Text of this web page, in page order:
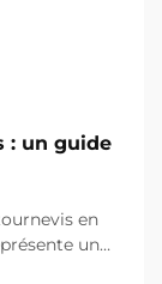
: un guide
en
un